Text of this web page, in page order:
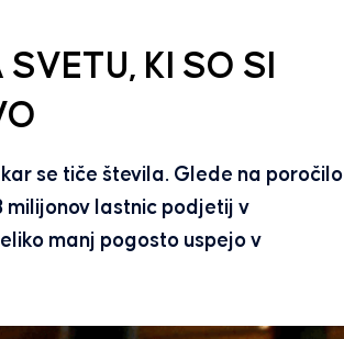
KI SO SI
se tiče števila. Glede na poročilo
milijonov lastnic podjetij v
manj pogosto uspejo v